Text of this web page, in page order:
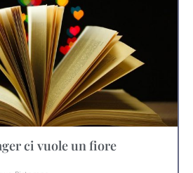
ci vuole un fiore